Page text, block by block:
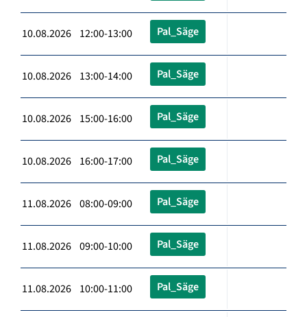
10.08.2026 12:00-13:00 Pal_Säge
10.08.2026 13:00-14:00 Pal_Säge
10.08.2026 15:00-16:00 Pal_Säge
10.08.2026 16:00-17:00 Pal_Säge
11.08.2026 08:00-09:00 Pal_Säge
11.08.2026 09:00-10:00 Pal_Säge
11.08.2026 10:00-11:00 Pal_Säge